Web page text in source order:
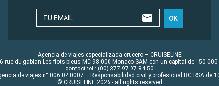
TU EMAIL OK
Agencia de viajes especializada crucero – CRUISELINE
rue du gabian Les flots bleus MC 98 000 Monaco SAM con un capital de 150 000
contact tel : (00) 377 97 97 84 50
de viajes n° 006 02 0007 – Responsabilidad civil y profesional RC RSA de
© CRUISELINE 2026 - all rights reserved